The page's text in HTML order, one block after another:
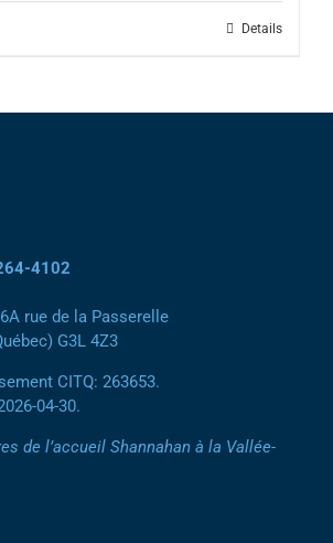
Details
4102
rue de la Passerelle
G3L 4Z3
CITQ: 263653.
04-30.
de l’accueil Shannahan à la Vallée-